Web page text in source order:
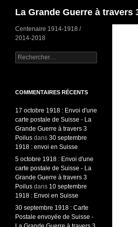
La Grande Guerre à travers
Centenaire 1914-1918 /
2014-2018
Rechercher :
COMMENTAIRES RÉCENTS
17 octobre 1918 : Envoi d'une
carte postale de Suisse - La
Grande Guerre à travers 3
Poilus dans 30 septembre
1918 : envoi en Suisse
5 octobre 1918 : Envoi d'une
carte postale de Suisse - La
Grande Guerre à travers 3
Poilus dans 10 septembre
1918 : Envoi en Suisse
30 septembre 1918 : Carte
Postale envoyée de Suisse -